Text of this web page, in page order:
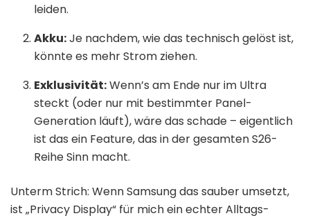
leiden.
Akku:Je nachdem, wie das technisch gelöst ist,
könnte es mehr Strom ziehen.
Exklusivität:Wenn’s am Ende nur im Ultra
steckt (oder nur mit bestimmter Panel-
Generation läuft), wäre das schade – eigentlich
ist das ein Feature, das in der gesamten S26-
Reihe Sinn macht.
Unterm Strich: Wenn Samsung das sauber umsetzt,
ist „Privacy Display“ für mich ein echter Alltags-